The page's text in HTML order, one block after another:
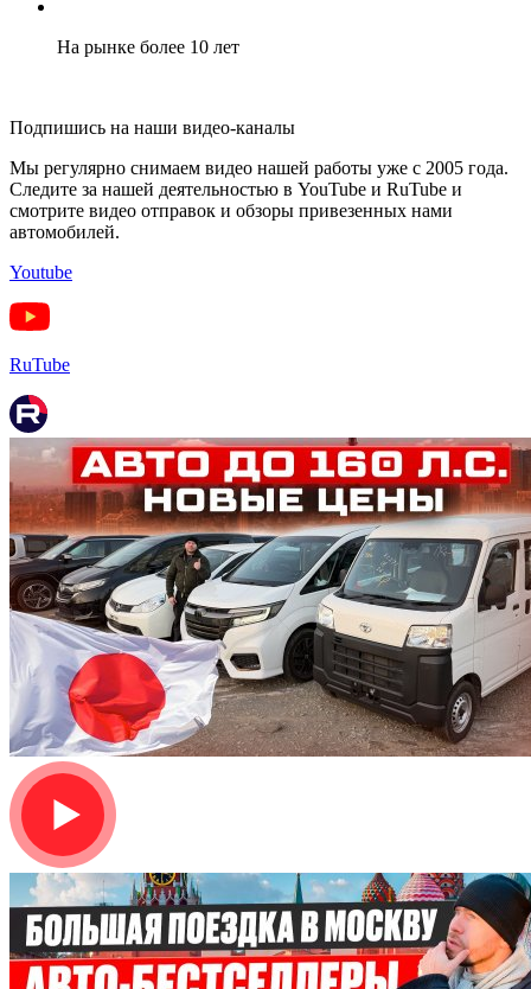
На рынке более 10 лет
Подпишись на наши видео-каналы
Мы регулярно снимаем видео нашей работы уже с 2005 года.
Следите за нашей деятельностью в YouTube и RuTube и
смотрите видео отправок и обзоры привезенных нами
автомобилей.
Youtube
RuTube